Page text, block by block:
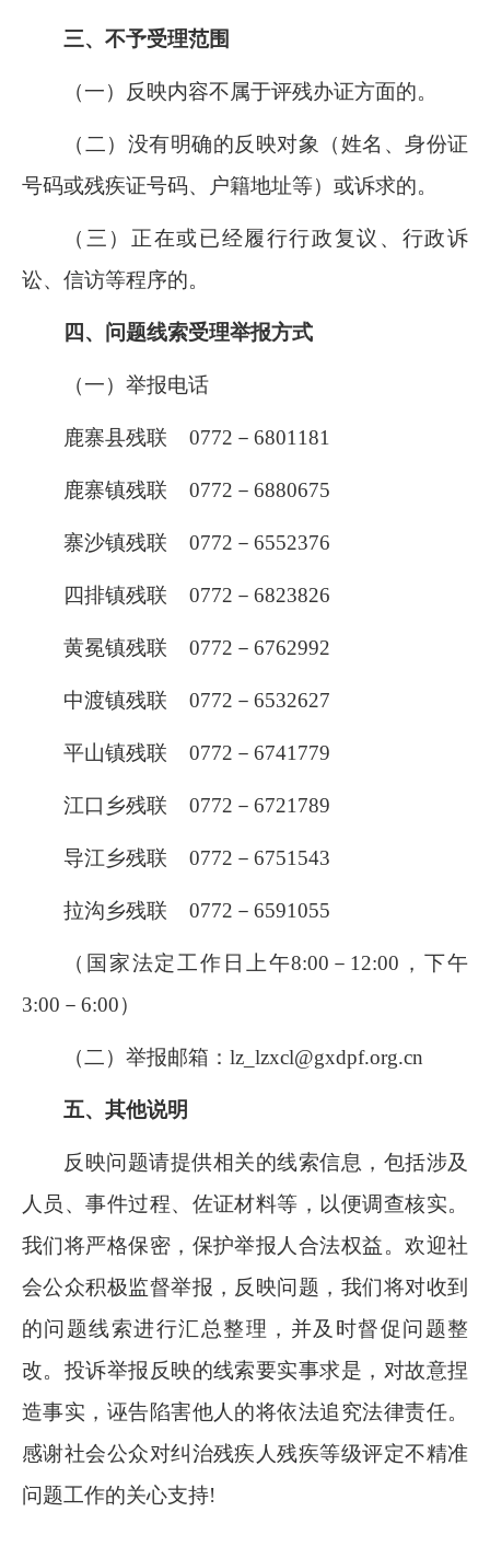
三、不予受理范围
（一）反映内容不属于评残办证方面的。
（二）没有明确的反映对象（姓名、身份证
号码或残疾证号码、户籍地址等）或诉求的。
（三）正在或已经履行行政复议、行政诉
讼、信访等程序的。
四、问题线索受理举报方式
（一）举报电话
鹿寨县残联 0772 － 6801181
鹿寨镇残联 0772 － 6880675
寨沙镇残联 0772 － 6552376
四排镇残联 0772 － 6823826
黄冕镇残联 0772 － 6762992
中渡镇残联 0772 － 6532627
平山镇残联 0772 － 6741779
江口乡残联 0772 － 6721789
导江乡残联 0772 － 6751543
拉沟乡残联 0772 － 6591055
（国家法定工作日上午8:00 － 12:00 ，下午
3:00 － 6:00）
（二）举报邮箱： lz_lzxcl@gxdpf.org.cn
五、其他说明
反映问题请提供相关的线索信息，包括涉及
人员、事件过程、佐证材料等，以便调查核实。
我们将严格保密，保护举报人合法权益。欢迎社
会公众积极监督举报，反映问题，我们将对收到
的问题线索进行汇总整理，并及时督促问题整
改。投诉举报反映的线索要实事求是，对故意捏
造事实，诬告陷害他人的将依法追究法律责任。
感谢社会公众对纠治残疾人残疾等级评定不精准
问题工作的关心支持!